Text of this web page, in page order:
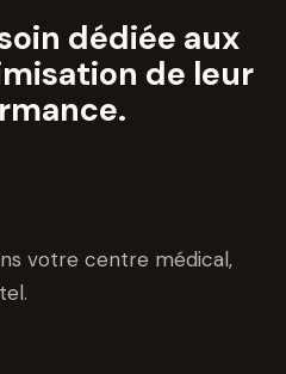
dédiée aux
de leur
votre centre médical,